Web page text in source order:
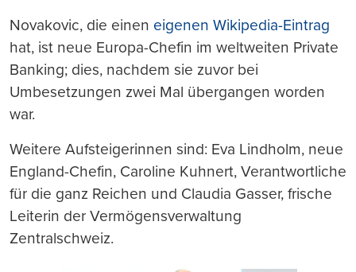
Novakovic, die einen eigenen Wikipedia-Eintrag
hat, ist neue Europa-Chefin im weltweiten Private
Banking; dies, nachdem sie zuvor bei
Umbesetzungen zwei Mal übergangen worden
war.
Weitere Aufsteigerinnen sind: Eva Lindholm, neue
England-Chefin, Caroline Kuhnert, Verantwortliche
für die ganz Reichen und Claudia Gasser, frische
Leiterin der Vermögensverwaltung
Zentralschweiz.